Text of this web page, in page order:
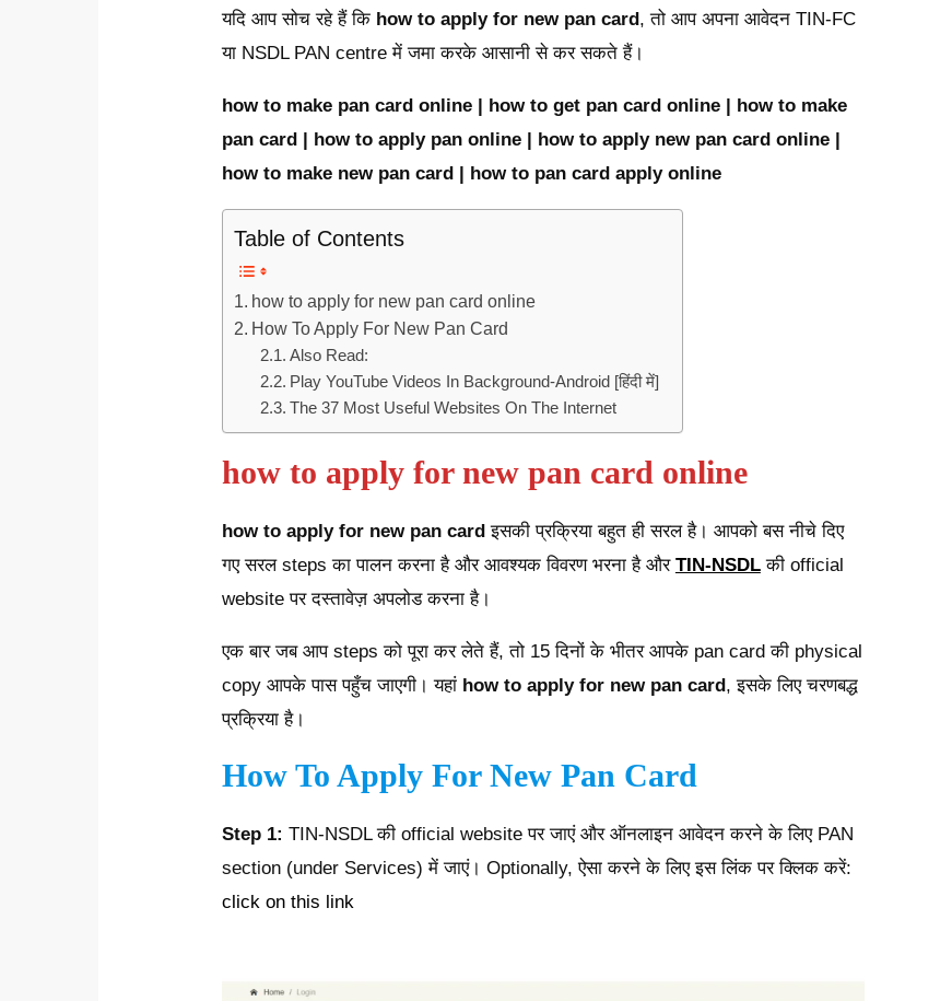
यदि आप सोच रहे हैं कि how to apply for new pan card, तो आप अपना आवेदन TIN-FC
या NSDL PAN centre में जमा करके आसानी से कर सकते हैं।
how to make pan card online | how to get pan card online | how to make
pan card | how to apply pan online | how to apply new pan card online |
how to make new pan card | how to pan card apply online
Table of Contents
how to apply for new pan card online
How To Apply For New Pan Card
Also Read:
Play YouTube Videos In Background-Android [हिंदी में]
The 37 Most Useful Websites On The Internet
how to apply for new pan card online
how to apply for new pan cardइसकी प्रक्रिया बहुत ही सरल है। आपको बस नीचे दिए
गए सरल steps का पालन करना है और आवश्यक विवरण भरना है और TIN-NSDLकी official
website पर दस्तावेज़ अपलोड करना है।
एक बार जब आप steps को पूरा कर लेते हैं, तो 15 दिनों के भीतर आपके pan card की physical
copy आपके पास पहुँच जाएगी। यहां how to apply for new pan card , इसके लिए चरणबद्ध
प्रक्रिया है।
How To Apply For New Pan Card
Step 1: TIN-NSDL की official website पर जाएं और ऑनलाइन आवेदन करने के लिए PAN
section (under Services) में जाएं। Optionally, ऐसा करने के लिए इस लिंक पर क्लिक करें:
click on this link